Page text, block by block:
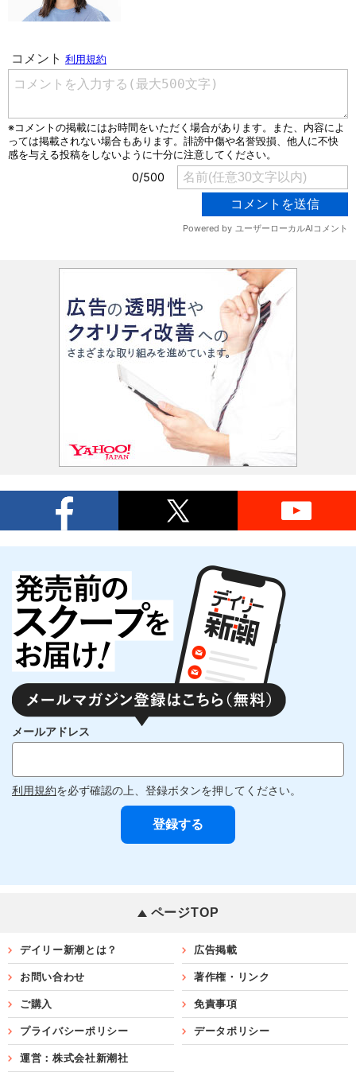
メールアドレス
利用規約を必ず確認の上、登録ボタンを押してください。
ページTOP
デイリー新潮とは？ 広告掲載
お問い合わせ 著作権・リンク
ご購入 免責事項
プライバシーポリシー データポリシー
運営：株式会社新潮社